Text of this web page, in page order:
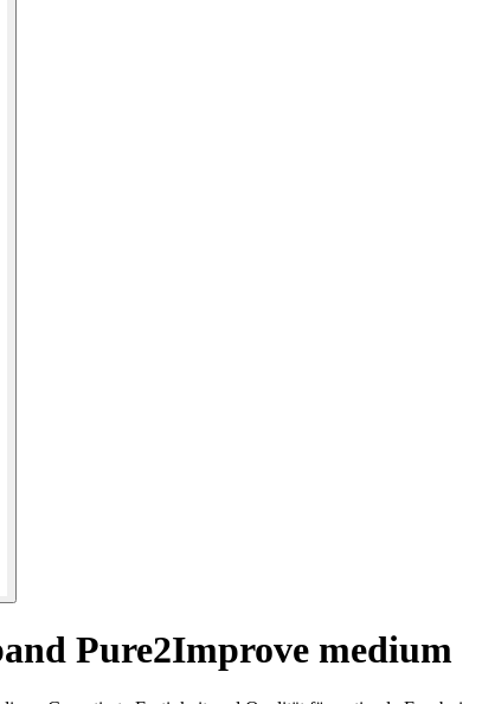
Pure2Improve medium